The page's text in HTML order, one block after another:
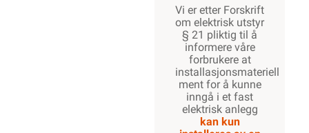
Vi er etter Forskrift
om elektrisk utstyr
§ 21 pliktig til å
informere våre
forbrukere at
installasjonsmateriell
ment for å kunne
inngå i et fast
elektrisk anlegg
kan kun